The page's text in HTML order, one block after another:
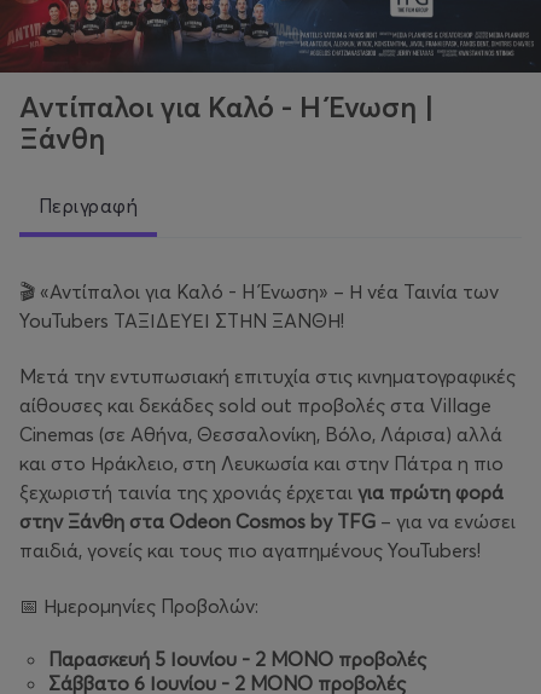
Αντίπαλοι για Καλό - Η Ένωση |
Ξάνθη
Περιγραφή
🎬 «Αντίπαλοι για Καλό - H Ένωση» – Η νέα Ταινία των
YouTubers ΤΑΞΙΔΕΥΕΙ ΣΤΗΝ ΞΑΝΘΗ!
Μετά την εντυπωσιακή επιτυχία στις κινηματογραφικές
αίθουσες και δεκάδες sold out προβολές στα Village
Cinemas (σε Αθήνα, Θεσσαλονίκη, Βόλο, Λάρισα) αλλά
και στο Ηράκλειο, στη Λευκωσία και στην Πάτρα η πιο
ξεχωριστή ταινία της χρονιάς έρχεται για πρώτη φορά
στην Ξάνθη στα Odeon Cosmos by TFG – για να ενώσει
παιδιά, γονείς και τους πιο αγαπημένους YouTubers!
📅 Ημερομηνίες Προβολών:
Παρασκευή 5 Ιουνίου - 2 ΜΟΝΟ προβολές
Σάββατο 6 Ιουνίου - 2 ΜΟΝΟ προβολές